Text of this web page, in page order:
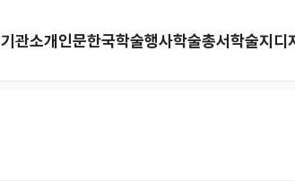
기관소개인문한국학술행사학술총서학술지디